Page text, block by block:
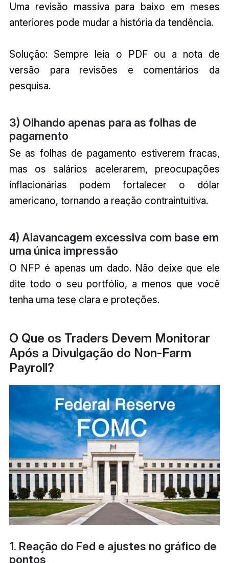
Uma revisão massiva para baixo em meses
anteriores pode mudar a história da tendência.
Solução: Sempre leia o PDF ou a nota de
versão para revisões e comentários da
pesquisa.
3) Olhando apenas para as folhas de
pagamento
Se as folhas de pagamento estiverem fracas,
mas os salários acelerarem, preocupações
inflacionárias podem fortalecer o dólar
americano, tornando a reação contraintuitiva.
4) Alavancagem excessiva com base em
uma única impressão
O NFP é apenas um dado. Não deixe que ele
dite todo o seu portfólio, a menos que você
tenha uma tese clara e proteções.
O Que os Traders Devem Monitorar
Após a Divulgação do Non-Farm
Payroll?
1. Reação do Fed e ajustes no gráfico de
pontos